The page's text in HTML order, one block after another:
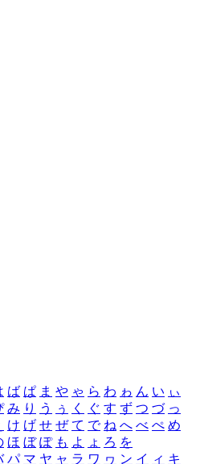
ば ぱ ま や ゃ ら わ ゎ ん い ぃ
み り う ぅ く ぐ す ず つ づ っ
け げ せ ぜ て で ね へ べ ぺ め
ほ ぼ ぽ も よ ょ ろ を
パ マ ヤ ャ ラ ワ ヮ ン イ ィ キ